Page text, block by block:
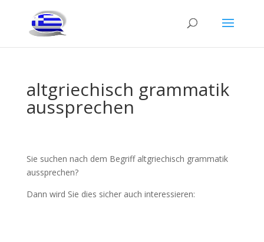
altgriechisch grammatik
aussprechen
Sie suchen nach dem Begriff altgriechisch grammatik
aussprechen?
Dann wird Sie dies sicher auch interessieren: